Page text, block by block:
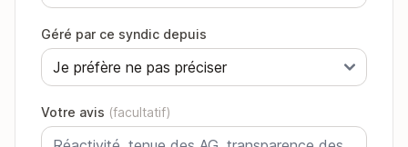
Géré par ce syndic depuis
Votre avis (facultatif)